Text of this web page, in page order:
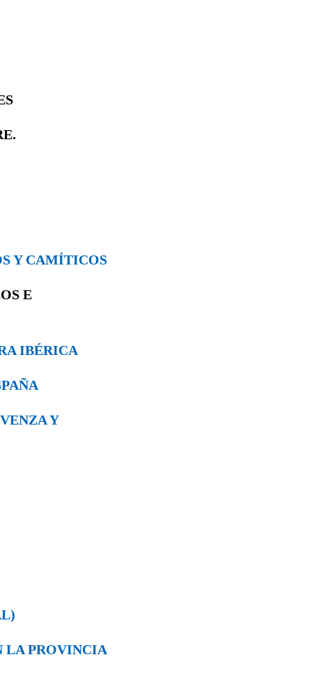
Y CAMÍTICOS
E
IBÉRICA
Y
LA PROVINCIA